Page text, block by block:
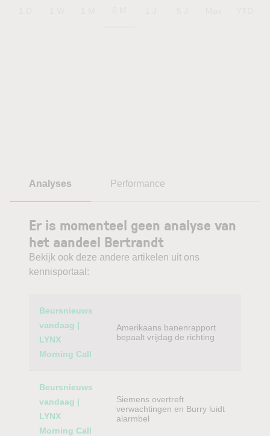
Analyses Performance
Er is momenteel geen analyse van
het aandeel Bertrandt
Bekijk ook deze andere artikelen uit ons
kennisportaal:
Category
Beursnieuws
vandaag |
LYNX
Morning Call
Amerikaans banenrapport
bepaalt vrijdag de richting
Beursnieuws
vandaag |
LYNX
Morning Call
Siemens overtreft
verwachtingen en Burry luidt
alarmbel